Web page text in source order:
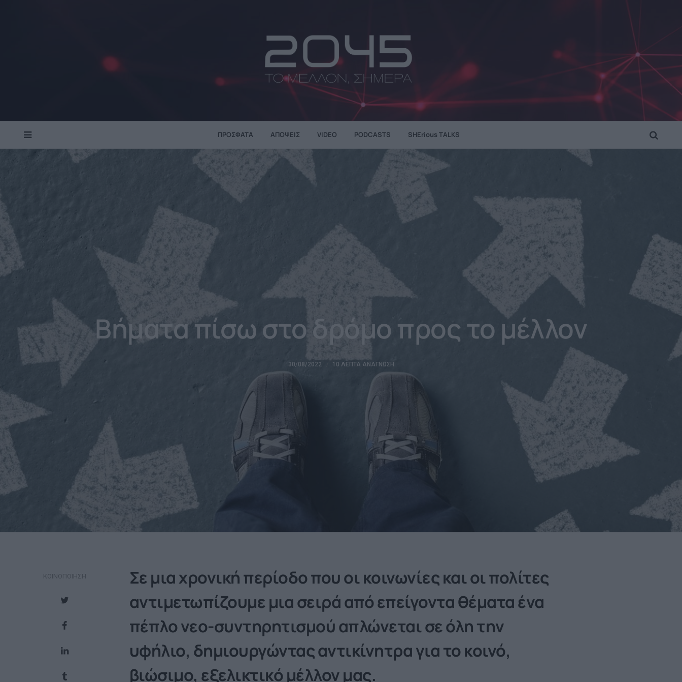
ΠΡΌΣΦΑΤΑ ΑΠΌΨΕΙΣ VIDEO PODCASTS
SHErious TALKS
SEARCH
Βήματα πίσω στο δρόμο προς το μέλλον
30/08/2022 10 ΛΕΠΤΆ ΑΝΆΓΝΩΣΗ
ΚΟΙΝΟΠΟΊΗΣΗ
Σε μια χρονική περίοδο που οι κοινωνίες και οι πολίτες
αντιμετωπίζουμε μια σειρά από επείγοντα θέματα ένα
πέπλο νεο-συντηρητισμού απλώνεται σε όλη την
υφήλιο, δημιουργώντας αντικίνητρα για το κοινό,
βιώσιμο, εξελικτικό μέλλον μας.